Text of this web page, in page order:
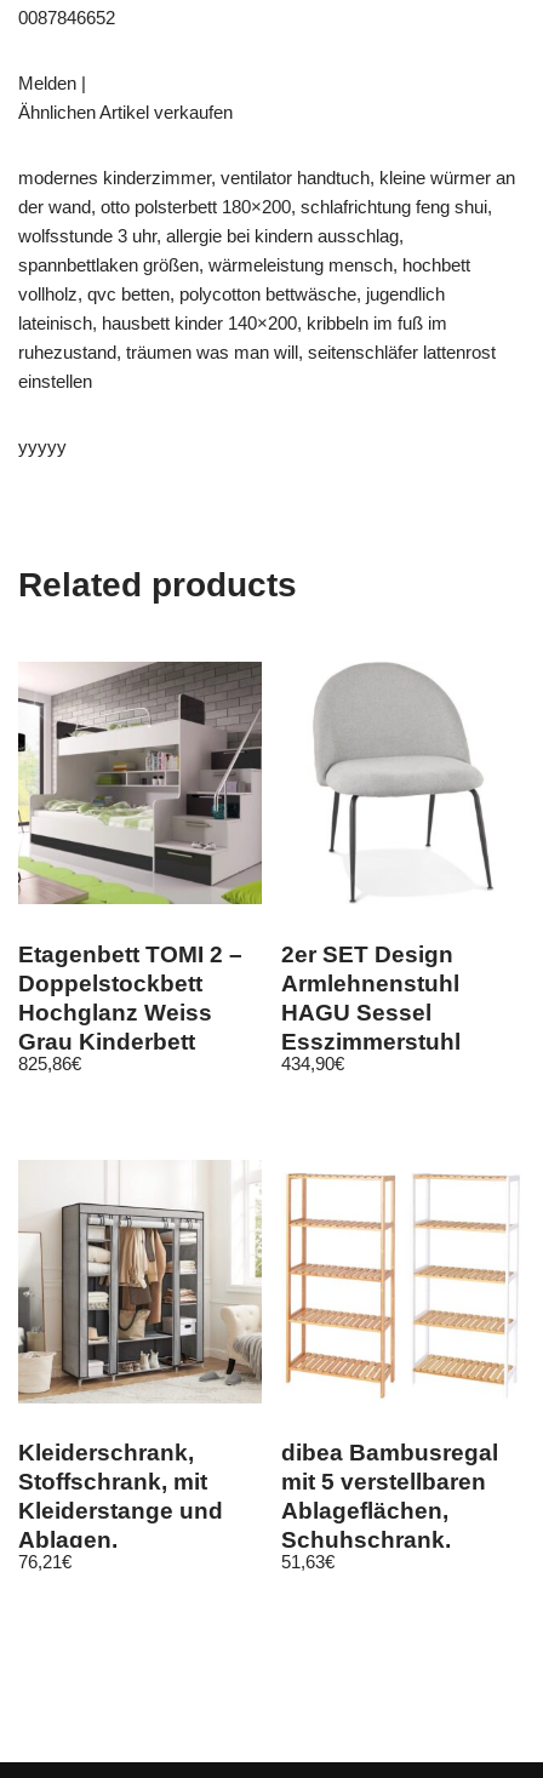
0087846652
Melden |
Ähnlichen Artikel verkaufen
modernes kinderzimmer, ventilator handtuch, kleine würmer an
der wand, otto polsterbett 180×200, schlafrichtung feng shui,
wolfsstunde 3 uhr, allergie bei kindern ausschlag,
spannbettlaken größen, wärmeleistung mensch, hochbett
vollholz, qvc betten, polycotton bettwäsche, jugendlich
lateinisch, hausbett kinder 140×200, kribbeln im fuß im
ruhezustand, träumen was man will, seitenschläfer lattenrost
einstellen
yyyyy
Related products
Etagenbett TOMI 2 –
Doppelstockbett
Hochglanz Weiss
Grau Kinderbett
Hochbett !
825,86€
2er SET Design
Armlehnenstuhl
HAGU Sessel
Esszimmerstuhl
Stuhl Esszimmer
434,90€
Kleiderschrank,
Stoffschrank, mit
Kleiderstange und
Ablagen,
Soffüberzug, für
76,21€
dibea Bambusregal
mit 5 verstellbaren
Ablageflächen,
Schuhschrank,
Badezimmerregal…
51,63€